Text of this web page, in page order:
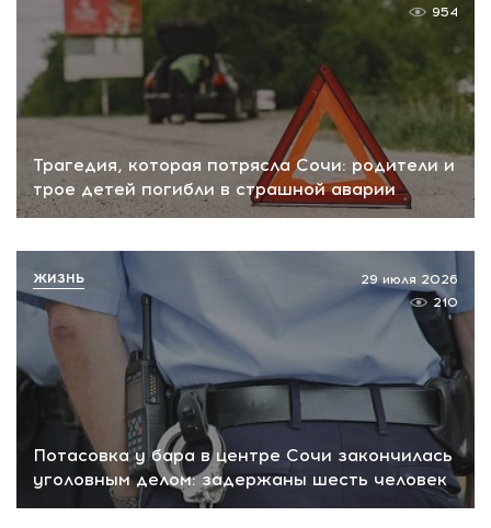
Трагедия, которая потрясла Сочи: родители и
трое детей погибли в страшной аварии
954
Потасовка у бара в центре Сочи закончилась
уголовным делом: задержаны шесть человек
29 июля 2026
210
ЖИЗНЬ